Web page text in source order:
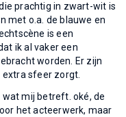
prachtig in zwart-wit is
met o.a. de blauwe en
is een
ik al vaker een
worden. Er zijn
sfeer zorgt.
mij betreft. oké, de
het acteerwerk, maar